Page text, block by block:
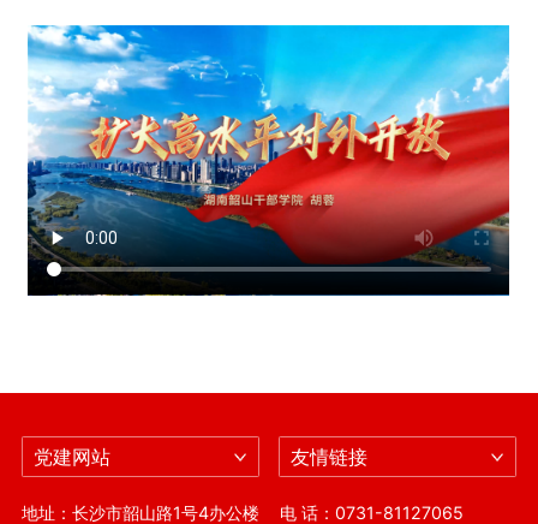
党建网站 友情链接
地址：长沙市韶山路1号4办公楼 电 话：0731-81127065